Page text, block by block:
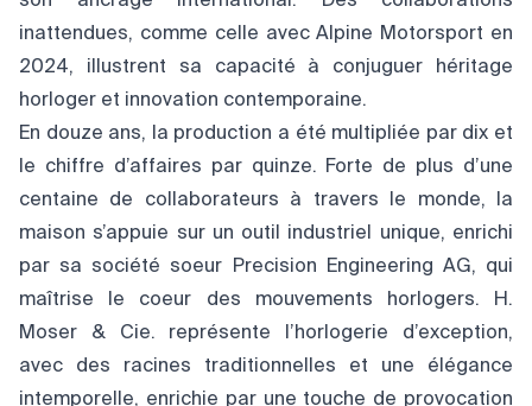
inattendues, comme celle avec Alpine Motorsport en
2024, illustrent sa capacité à conjuguer héritage
horloger et innovation contemporaine.
En douze ans, la production a été multipliée par dix et
le chiffre d’affaires par quinze. Forte de plus d’une
centaine de collaborateurs à travers le monde, la
maison s’appuie sur un outil industriel unique, enrichi
par sa société soeur Precision Engineering AG, qui
maîtrise le coeur des mouvements horlogers. H.
Moser & Cie. représente l’horlogerie d’exception,
avec des racines traditionnelles et une élégance
intemporelle, enrichie par une touche de provocation